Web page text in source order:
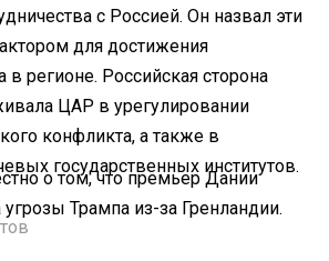
с Россией. Он назвал эти
для достижения
в регионе. Российская сторона
ЦАР в урегулировании
конфликта, а также в
государственных институтов.
о том, что премьер Дании
угрозы Трампа из-за Гренландии.